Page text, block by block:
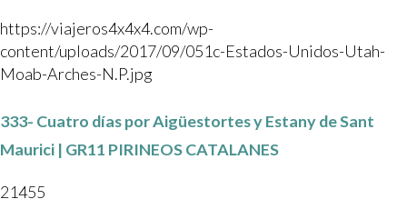
https://viajeros4x4x4.com/wp-
content/uploads/2017/09/051c-Estados-Unidos-Utah-
Moab-Arches-N.P.jpg
333- Cuatro días por Aigüestortes y Estany de Sant
Maurici | GR11 PIRINEOS CATALANES
21455